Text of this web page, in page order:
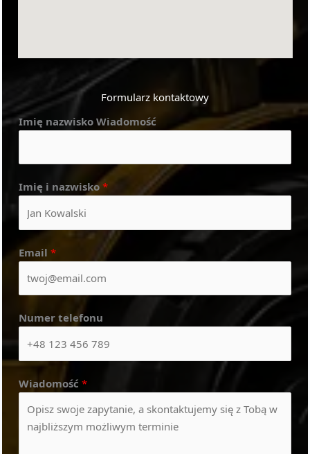
Formularz kontaktowy
Imię nazwisko Wiadomość
Imię i nazwisko *
Email *
Numer telefonu
Wiadomość *